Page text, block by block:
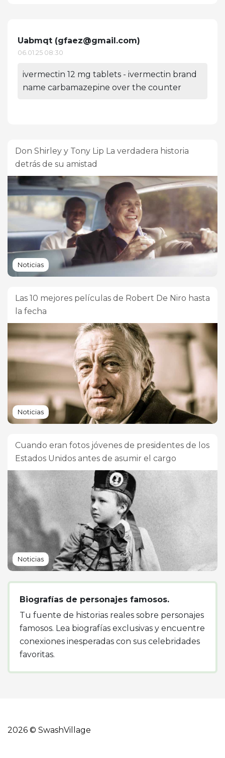
Uabmqt (gfaez@gmail.com)
06.01.25 08:30
ivermectin 12 mg tablets - ivermectin brand
name carbamazepine over the counter
Don Shirley y Tony Lip La verdadera historia
detrás de su amistad
Noticias
Las 10 mejores películas de Robert De Niro hasta
la fecha
Noticias
Cuando eran fotos jóvenes de presidentes de los
Estados Unidos antes de asumir el cargo
Noticias
Biografías de personajes famosos.
Tu fuente de historias reales sobre personajes
famosos. Lea biografías exclusivas y encuentre
conexiones inesperadas con sus celebridades
favoritas.
2026 © SwashVillage